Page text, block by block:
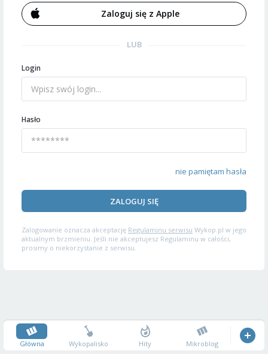
Zaloguj się z Apple
LUB
Login
Hasło
nie pamiętam hasła
ZALOGUJ SIĘ
Zalogowanie oznacza akceptację Regulaminu serwisu Wykop.pl w jego
aktualnym brzmieniu. Jeśli nie akceptujesz Regulaminu w całości,
prosimy o niekorzystanie z serwisu.
Główna Wykopalisko Hity Mikroblog